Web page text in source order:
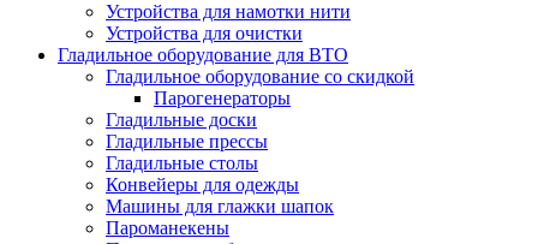
Устройства для намотки нити
Устройства для очистки
Гладильное оборудование для ВТО
Гладильное оборудование со скидкой
Парогенераторы
Гладильные доски
Гладильные прессы
Гладильные столы
Конвейеры для одежды
Машины для глажки шапок
Пароманекены